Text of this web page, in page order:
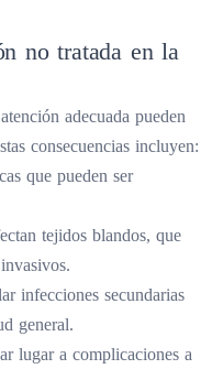
no tratada en la
adecuada pueden
consecuencias incluyen:
que pueden ser
tejidos blandos, que
infecciones secundarias
general.
lugar a complicaciones a